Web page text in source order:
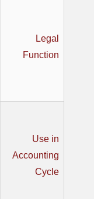
Legal
Function
Use in
Accounting
Cycle